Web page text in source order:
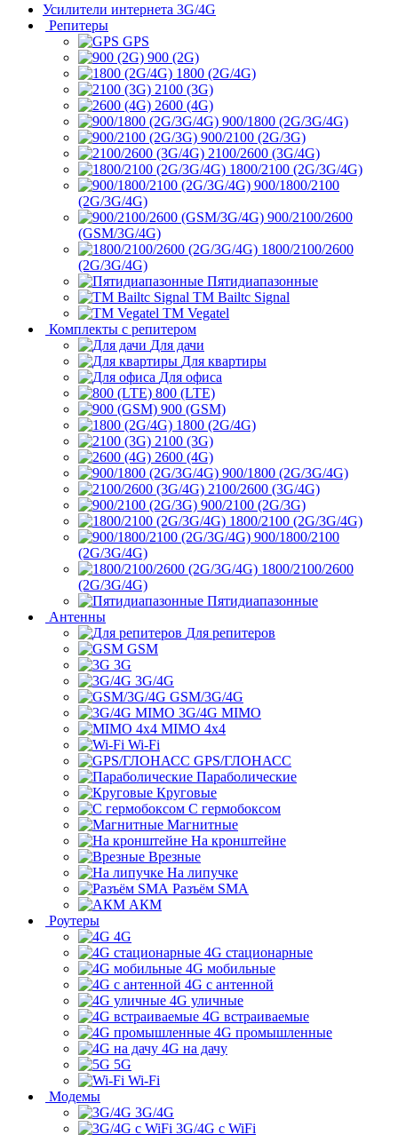
Усилители интернета 3G/4G
Репитеры
GPS
900 (2G)
1800 (2G/4G)
2100 (3G)
2600 (4G)
900/1800 (2G/3G/4G)
900/2100 (2G/3G)
2100/2600 (3G/4G)
1800/2100 (2G/3G/4G)
900/1800/2100
(2G/3G/4G)
900/2100/2600
(GSM/3G/4G)
1800/2100/2600
(2G/3G/4G)
Пятидиапазонные
ТМ Bailtc Signal
ТМ Vegatel
Комплекты с репитером
Для дачи
Для квартиры
Для офиса
800 (LTE)
900 (GSM)
1800 (2G/4G)
2100 (3G)
2600 (4G)
900/1800 (2G/3G/4G)
2100/2600 (3G/4G)
900/2100 (2G/3G)
1800/2100 (2G/3G/4G)
900/1800/2100
(2G/3G/4G)
1800/2100/2600
(2G/3G/4G)
Пятидиапазонные
Антенны
Для репитеров
GSM
3G
3G/4G
GSM/3G/4G
3G/4G MIMO
MIMO 4x4
Wi-Fi
GPS/ГЛОНАСС
Параболические
Круговые
С гермобоксом
Магнитные
На кронштейне
Врезные
На липучке
Разъём SMA
АКМ
Роутеры
4G
4G стационарные
4G мобильные
4G с антенной
4G уличные
4G встраиваемые
4G промышленные
4G на дачу
5G
Wi-Fi
Модемы
3G/4G
3G/4G с WiFi